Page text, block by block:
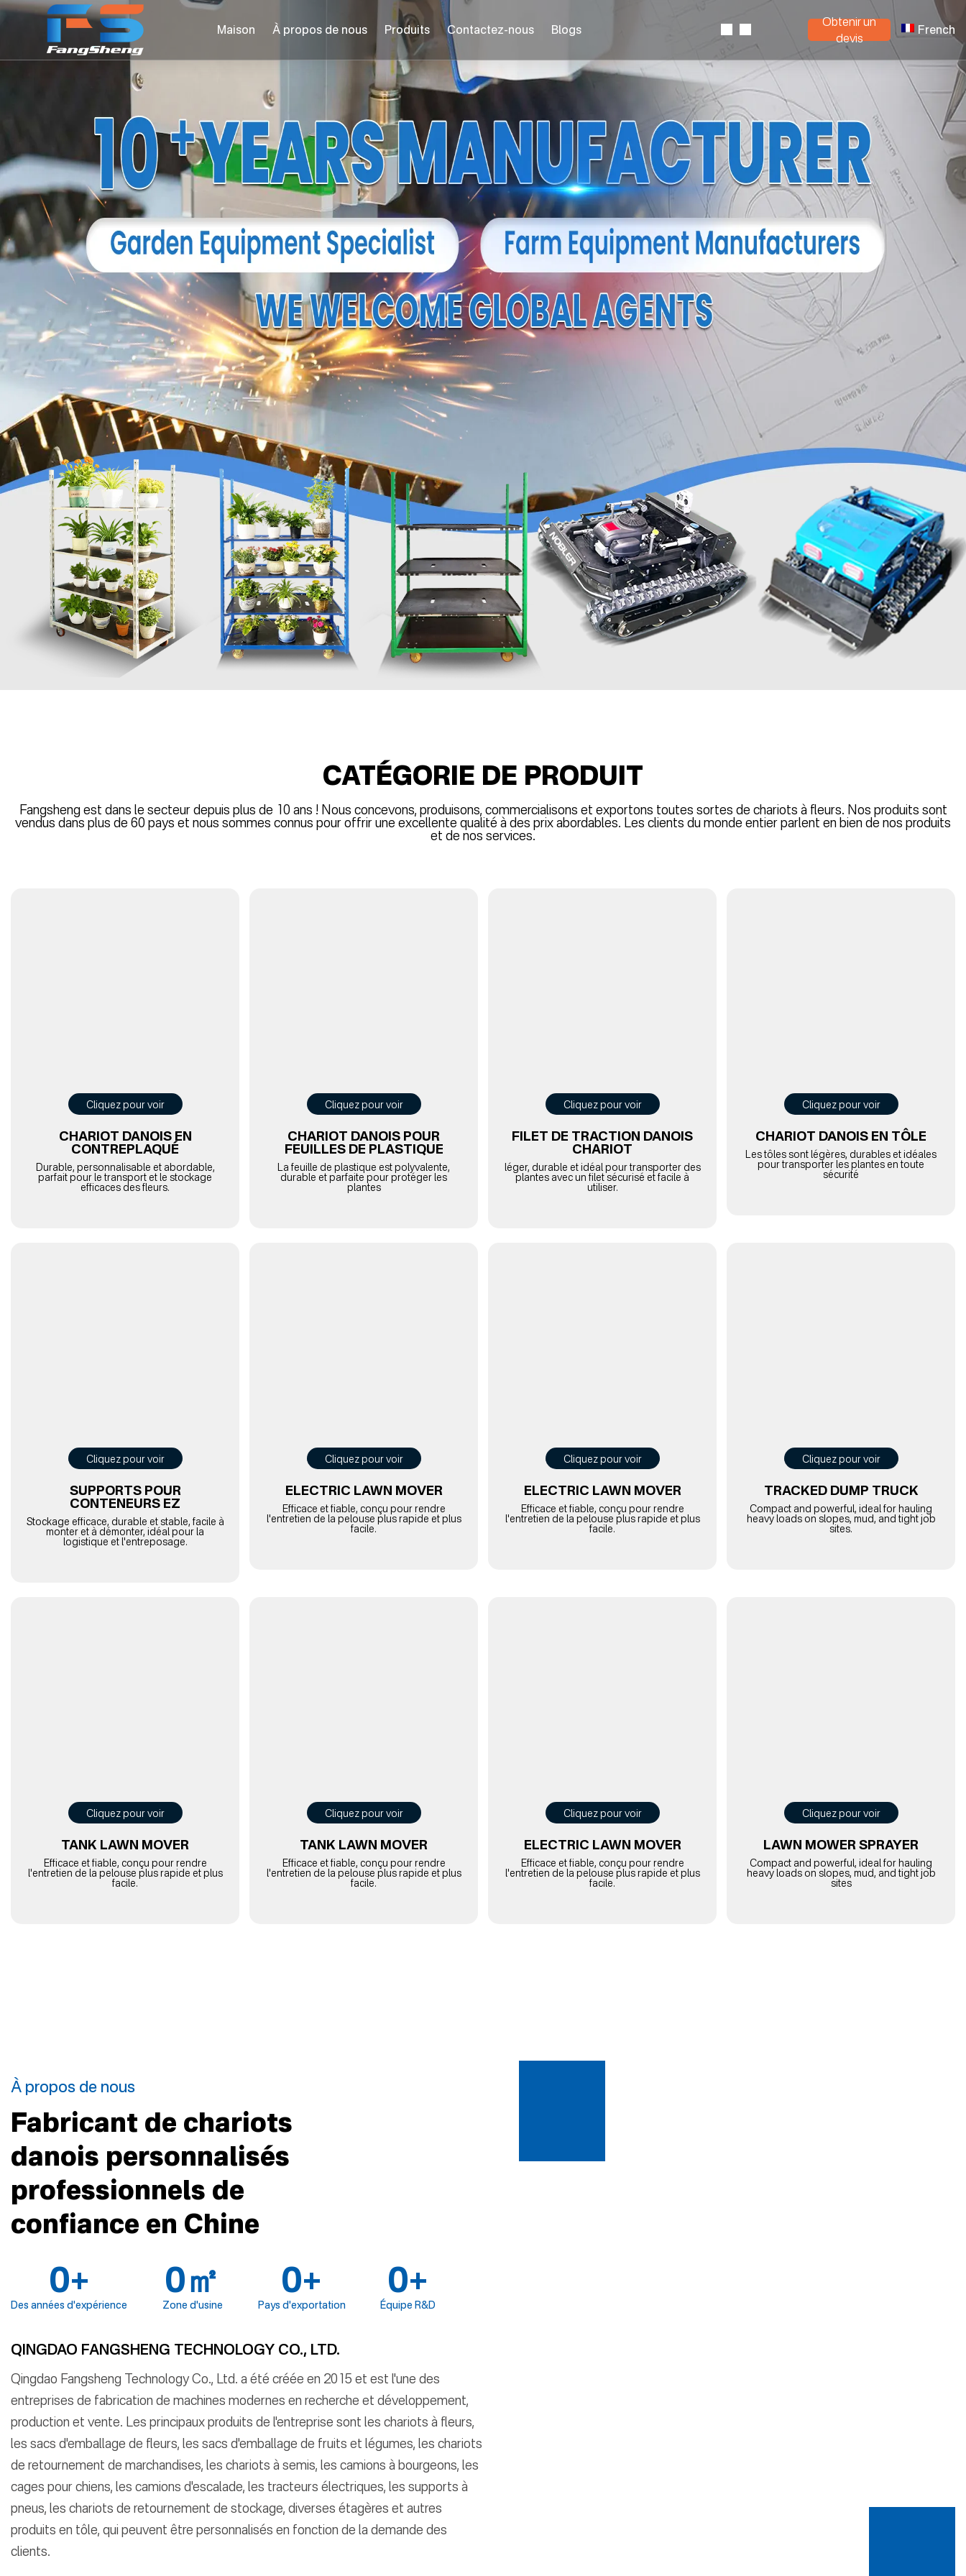
Maison À propos de nous Produits Contactez-nous Blogs
Obtenir un
devis
French
CATÉGORIE DE PRODUIT
Fangsheng est dans le secteur depuis plus de 10 ans ! Nous concevons, produisons, commercialisons et exportons toutes sortes de chariots à fleurs. Nos produits sont
vendus dans plus de 60 pays et nous sommes connus pour offrir une excellente qualité à des prix abordables. Les clients du monde entier parlent en bien de nos produits
et de nos services.
Cliquez pour voir
CHARIOT DANOIS EN
CONTREPLAQUÉ
Durable, personnalisable et abordable,
parfait pour le transport et le stockage
efficaces des fleurs.
Cliquez pour voir
CHARIOT DANOIS POUR
FEUILLES DE PLASTIQUE
La feuille de plastique est polyvalente,
durable et parfaite pour protéger les
plantes
Cliquez pour voir
FILET DE TRACTION DANOIS
CHARIOT
léger, durable et idéal pour transporter des
plantes avec un filet sécurisé et facile à
utiliser.
Cliquez pour voir
CHARIOT DANOIS EN TÔLE
Les tôles sont légères, durables et idéales
pour transporter les plantes en toute
sécurité
Cliquez pour voir
SUPPORTS POUR
CONTENEURS EZ
Stockage efficace, durable et stable, facile à
monter et à démonter, idéal pour la
logistique et l'entreposage.
Cliquez pour voir
ELECTRIC LAWN MOVER
Efficace et fiable, conçu pour rendre
l'entretien de la pelouse plus rapide et plus
facile.
Cliquez pour voir
ELECTRIC LAWN MOVER
Efficace et fiable, conçu pour rendre
l'entretien de la pelouse plus rapide et plus
facile.
Cliquez pour voir
TRACKED DUMP TRUCK
Compact and powerful, ideal for hauling
heavy loads on slopes, mud, and tight job
sites.
Cliquez pour voir
TANK LAWN MOVER
Efficace et fiable, conçu pour rendre
l'entretien de la pelouse plus rapide et plus
facile.
Cliquez pour voir
TANK LAWN MOVER
Efficace et fiable, conçu pour rendre
l'entretien de la pelouse plus rapide et plus
facile.
Cliquez pour voir
ELECTRIC LAWN MOVER
Efficace et fiable, conçu pour rendre
l'entretien de la pelouse plus rapide et plus
facile.
Cliquez pour voir
LAWN MOWER SPRAYER
Compact and powerful, ideal for hauling
heavy loads on slopes, mud, and tight job
sites
À propos de nous
Fabricant de chariots
danois personnalisés
professionnels de
confiance en Chine
0+
Des années d'expérience
0㎡
Zone d'usine
0+
Pays d'exportation
0+
Équipe R&D
QINGDAO FANGSHENG TECHNOLOGY CO., LTD.
Qingdao Fangsheng Technology Co., Ltd. a été créée en 2015 et est l'une des
entreprises de fabrication de machines modernes en recherche et développement,
production et vente. Les principaux produits de l'entreprise sont les chariots à fleurs,
les sacs d'emballage de fleurs, les sacs d'emballage de fruits et légumes, les chariots
de retournement de marchandises, les chariots à semis, les camions à bourgeons, les
cages pour chiens, les camions d'escalade, les tracteurs électriques, les supports à
pneus, les chariots de retournement de stockage, diverses étagères et autres
produits en tôle, qui peuvent être personnalisés en fonction de la demande des
clients.